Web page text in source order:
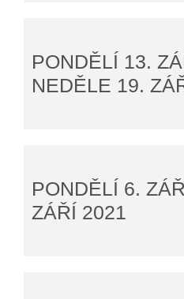
PONDĚLÍ 13.
NEDĚLE 19.
PONDĚLÍ 6.
ZÁŘÍ 2021